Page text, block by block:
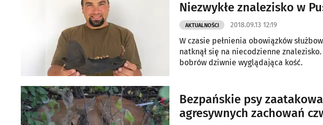
Niezwykłe znalezisko w
AKTUALNOŚCI 2018.09.13 12:19
W czasie pełnienia obowiązków
natknął się na niecodzienne
bobrów dziwnie wyglądająca kość.
Bezpańskie psy
agresywnych zachowań